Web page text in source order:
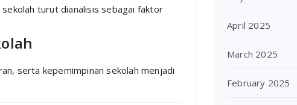
sekolah turut dianalisis sebagai faktor
serta kepemimpinan sekolah menjadi
April 2025
March 2025
February 2025